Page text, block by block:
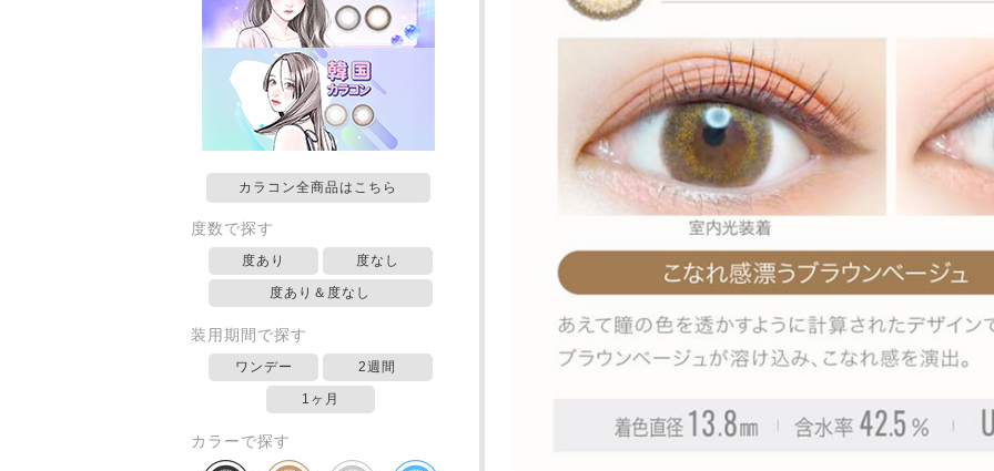
カラコン全商品はこちら
度数で探す
度あり 度なし
度あり＆度なし
装用期間で探す
ワンデー 2週間
1ヶ月
カラーで探す